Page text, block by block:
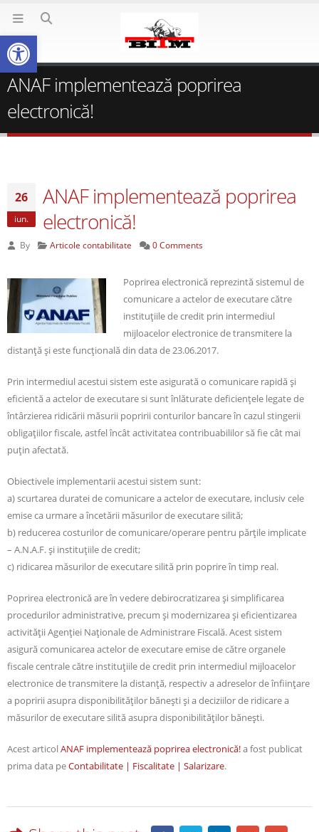
ANAF implementează poprirea
electronică!
26
iun.
ANAF implementează poprirea
electronică!
By Articole contabilitate 0 Comments
Poprirea electronică reprezintă sistemul de
comunicare a actelor de executare către
instituțiile de credit prin intermediul
mijloacelor electronice de transmitere la
distanță şi este funcțională din data de 23.06.2017.
Prin intermediul acestui sistem este asigurată o comunicare rapidă și
eficientă a actelor de executare si sunt înlăturate deficiențele legate de
întârzierea ridicării măsurii popririi conturilor bancare în cazul stingerii
obligațiilor fiscale, astfel încât activitatea contribuabililor să fie cât mai
puțin afectată.
Obiectivele implementarii acestui sistem sunt:
a) scurtarea duratei de comunicare a actelor de executare, inclusiv cele
emise ca urmare a încetării măsurilor de executare silită;
b) reducerea costurilor de comunicare/operare pentru părţile implicate
– A.N.A.F. şi instituţiile de credit;
c) ridicarea măsurilor de executare silită prin poprire în timp real.
Poprirea electronică are în vedere debirocratizarea şi simplificarea
procedurilor administrative, precum şi modernizarea şi eficientizarea
activităţii Agenţiei Naţionale de Administrare Fiscală. Acest sistem
asigură comunicarea actelor de executare emise de către organele
fiscale centrale către instituţiile de credit prin intermediul mijloacelor
electronice de transmitere la distanţă, respectiv a adreselor de înființare
a popririi asupra disponibilităților bănești și a deciziilor de ridicare a
măsurilor de executare silită asupra disponibilităților bănești.
Acest articolANAF implementează poprirea electronică!a fost publicat
prima data peContabilitate | Fiscalitate | Salarizare.
Deschide bara de unelte